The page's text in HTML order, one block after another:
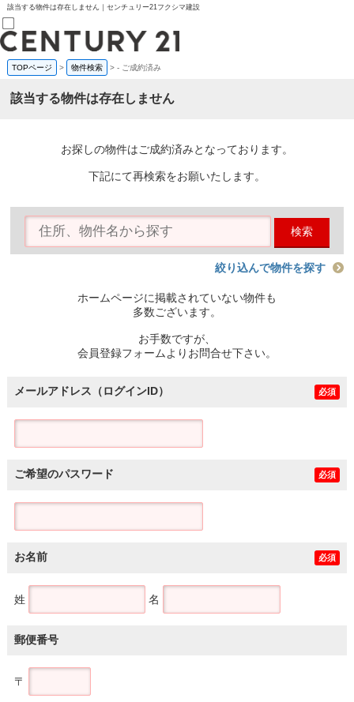
該当する物件は存在しません｜センチュリー21フクシマ建設
売買部
0120-800-844
賃貸部
会員メニュー
物件を探す
購入TOP
条件から探す
住宅ローン控除シミュレータ
TOPページ > 物件検索 >- ご成約済み
該当する物件は存在しません
お探しの物件はご成約済みとなっております。
下記にて再検索をお願いたします。
検索
絞り込んで物件を探す
ホームページに掲載されていない物件も
多数ございます。
お手数ですが、
会員登録フォームよりお問合せ下さい。
メールアドレス（ログインID） 必須
ご希望のパスワード 必須
お名前 必須
姓 名
郵便番号
〒